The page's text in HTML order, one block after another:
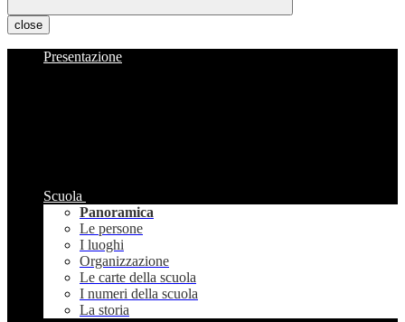
close
Presentazione
Scuola
Panoramica
Le persone
I luoghi
Organizzazione
Le carte della scuola
I numeri della scuola
La storia